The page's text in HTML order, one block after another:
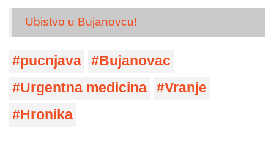
Ubistvo u Bujanovcu!
pucnjava
Bujanovac
Urgentna medicina
Vranje
Hronika